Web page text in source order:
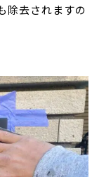
除去されますの